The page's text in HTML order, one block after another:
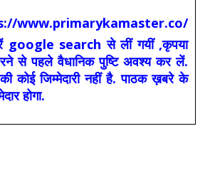
www.primarykamaster.co/
google search से लीं गयीं ,कृपया
से पहले वैधानिक पुष्टि अवश्य कर लें.
कोई जिम्मेदारी नहीं है. पाठक ख़बरे के
होगा.